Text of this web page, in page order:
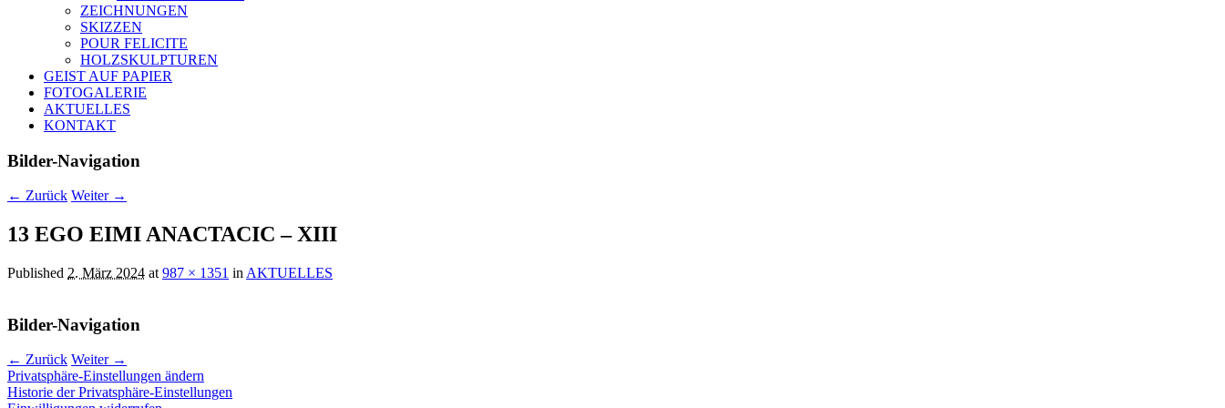
ZEICHNUNGEN
SKIZZEN
POUR FELICITE
HOLZSKULPTUREN
GEIST AUF PAPIER
FOTOGALERIE
AKTUELLES
KONTAKT
Bilder-Navigation
← Zurück Weiter →
13 EGO EIMI ANACTACIC – XIII
Published 2. März 2024 at 987 × 1351 in AKTUELLES
Bilder-Navigation
← Zurück Weiter →
Privatsphäre-Einstellungen ändern
Historie der Privatsphäre-Einstellungen